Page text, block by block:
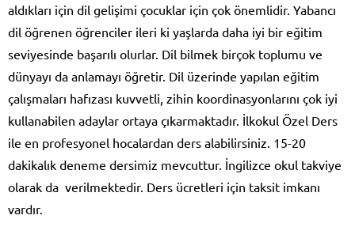
aldıkları için dil gelişimi çocuklar için çok önemlidir. Yabancı
dil öğrenen öğrenciler ileri ki yaşlarda daha iyi bir eğitim
seviyesinde başarılı olurlar. Dil bilmek birçok toplumu ve
dünyayı da anlamayı öğretir. Dil üzerinde yapılan eğitim
çalışmaları hafızası kuvvetli, zihin koordinasyonlarını çok iyi
kullanabilen adaylar ortaya çıkarmaktadır. İlkokul Özel Ders
ile en profesyonel hocalardan ders alabilirsiniz. 15-20
dakikalık deneme dersimiz mevcuttur. İngilizce okul takviye
olarak da verilmektedir. Ders ücretleri için taksit imkanı
vardır.